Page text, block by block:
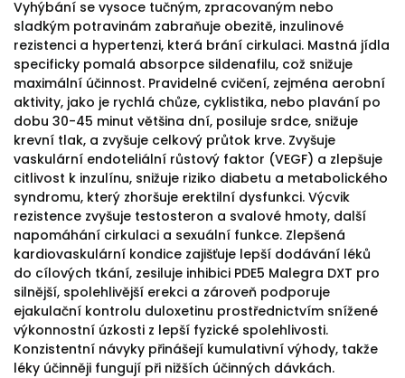
Vyhýbání se vysoce tučným, zpracovaným nebo
sladkým potravinám zabraňuje obezitě, inzulinové
rezistenci a hypertenzi, která brání cirkulaci. Mastná jídla
specificky pomalá absorpce sildenafilu, což snižuje
maximální účinnost. Pravidelné cvičení, zejména aerobní
aktivity, jako je rychlá chůze, cyklistika, nebo plavání po
dobu 30-45 minut většina dní, posiluje srdce, snižuje
krevní tlak, a zvyšuje celkový průtok krve. Zvyšuje
vaskulární endoteliální růstový faktor (VEGF) a zlepšuje
citlivost k inzulínu, snižuje riziko diabetu a metabolického
syndromu, který zhoršuje erektilní dysfunkci. Výcvik
rezistence zvyšuje testosteron a svalové hmoty, další
napomáhání cirkulaci a sexuální funkce. Zlepšená
kardiovaskulární kondice zajišťuje lepší dodávání léků
do cílových tkání, zesiluje inhibici PDE5 Malegra DXT pro
silnější, spolehlivější erekci a zároveň podporuje
ejakulační kontrolu duloxetinu prostřednictvím snížené
výkonnostní úzkosti z lepší fyzické spolehlivosti.
Konzistentní návyky přinášejí kumulativní výhody, takže
léky účinněji fungují při nižších účinných dávkách.